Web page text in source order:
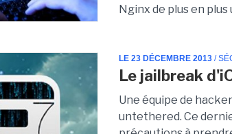
Nginx de plus en plus
LE 23 DÉCEMBRE 2013 /
Le jailbreak
Une équipe de
untethered. Ce